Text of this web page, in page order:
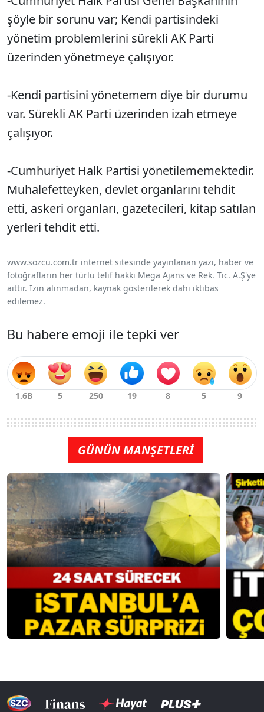
şöyle bir sorunu var; Kendi partisindeki
yönetim problemlerini sürekli AK Parti
üzerinden yönetmeye çalışıyor.
-Kendi partisini yönetemem diye bir durumu
var. Sürekli AK Parti üzerinden izah etmeye
çalışıyor.
-Cumhuriyet Halk Partisi yönetilememektedir.
Muhalefetteyken, devlet organlarını tehdit
etti, askeri organları, gazetecileri, kitap satılan
yerleri tehdit etti.
www.sozcu.com.tr internet sitesinde yayınlanan yazı, haber ve
fotoğrafların her türlü telif hakkı Mega Ajans ve Rek. Tic. A.Ş'ye
aittir. İzin alınmadan, kaynak gösterilerek dahi iktibas
edilemez.
Bu habere emoji ile tepki ver
GÜNÜN MANŞETLERİ